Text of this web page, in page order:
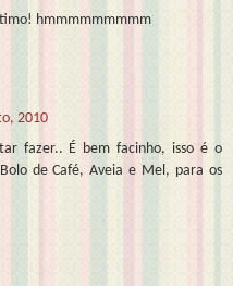
hmmmmmmmmm
2010
fazer.. É bem facinho, isso é o
de Café, Aveia e Mel, para os